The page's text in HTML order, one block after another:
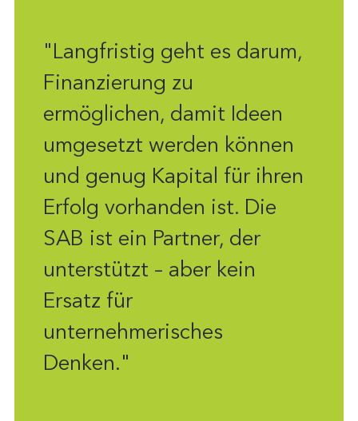
"Langfristig geht es darum,
Finanzierung zu
ermöglichen, damit Ideen
umgesetzt werden können
und genug Kapital für ihren
Erfolg vorhanden ist. Die
SAB ist ein Partner, der
unterstützt – aber kein
Ersatz für
unternehmerisches
Denken."